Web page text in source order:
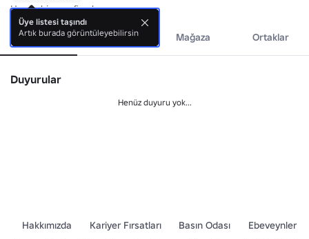
Henüz biyografi yok.
Hakkında Etkinlikler Mağaza Ortaklar
Duyurular
Henüz duyuru yok...
Hakkımızda Kariyer Fırsatları Basın Odası
Ebeveynler
Üye listesi taşındı
Artık burada görüntüleyebilirsin